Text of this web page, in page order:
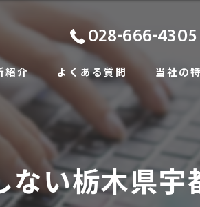
028-666-4305
紹介 よくある質問 当社の
土地
戸建て
相続
い栃木県